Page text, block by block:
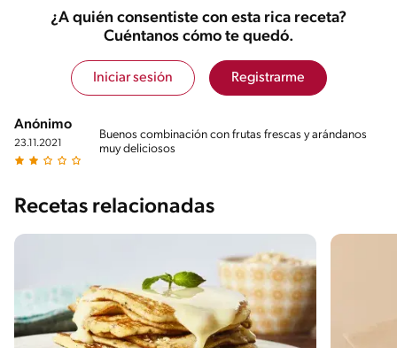
¿A quién consentiste con esta rica receta?
Cuéntanos cómo te quedó.
Iniciar sesión Registrarme
Anónimo
23.11.2021
Buenos combinación con frutas frescas y arándanos
muy deliciosos
Recetas relacionadas